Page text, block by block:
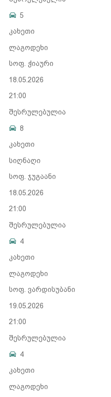
5
კახეთი
ლაგოდეხი
სოფ. ჭიაური
18.05.2026
21:00
შესრულებულია
8
კახეთი
სიღნაღი
სოფ. ჯუგაანი
18.05.2026
21:00
შესრულებულია
4
კახეთი
ლაგოდეხი
სოფ. ვარდისუბანი
19.05.2026
21:00
შესრულებულია
4
კახეთი
ლაგოდეხი